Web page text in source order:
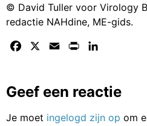
© David Tuller voor Virology
redactie NAHdine, ME-gids.
Facebook Email Print
Geef een reactie
Je moet ingelogd zijn op om